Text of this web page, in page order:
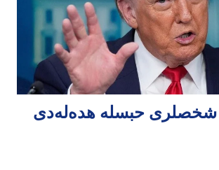
شخصلری حبسله هده‌له‌دی